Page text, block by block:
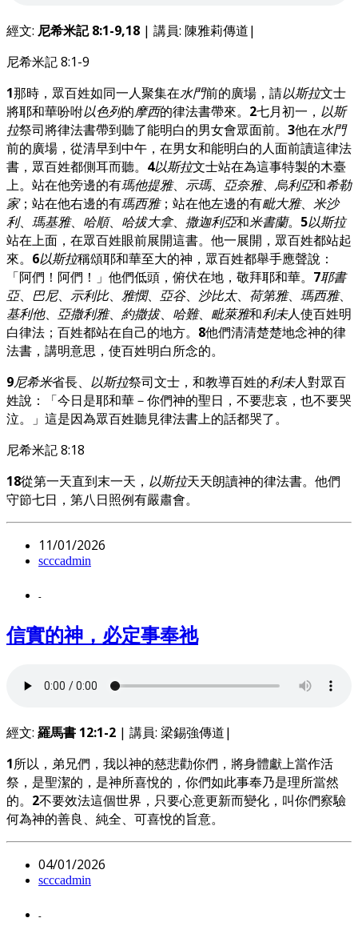
經文: 尼希米記 8:1-9,18 | 講員: 陳雅莉傳道|
尼希米記 8:1-9
1那時，眾百姓如同一人聚集在水門前的廣場，請以斯拉文士
將耶和華吩咐以色列的摩西的律法書帶來。 2七月初一， 以斯
拉祭司將律法書帶到聽了能明白的男女會眾面前。 3他在水門
前的廣場，從清早到中午，在男女和能明白的人面前讀這律法
書，眾百姓都側耳而聽。 4以斯拉文士站在為這事特製的木臺
上。站在他旁邊的有瑪他提雅、 示瑪、 亞奈雅、烏利亞和希勒
家；站在他右邊的有瑪西雅；站在他左邊的有毗大雅、 米沙
利、 瑪基雅、 哈順、 哈拔大拿、 撒迦利亞和米書蘭。 5以斯拉
站在上面，在眾百姓眼前展開這書。他一展開，眾百姓都站起
來。 6以斯拉稱頌耶和華至大的神，眾百姓都舉手應聲說：
「阿們！阿們！」他們低頭，俯伏在地，敬拜耶和華。 7耶書
亞、 巴尼、 示利比、 雅憫、 亞谷、 沙比太、 荷第雅、 瑪西雅、
基利他、 亞撒利雅、 約撒拔、 哈難、 毗萊雅和利未人使百姓明
白律法；百姓都站在自己的地方。 8他們清清楚楚地念神的律
法書，講明意思，使百姓明白所念的。
9尼希米省長、 以斯拉祭司文士，和教導百姓的利未人對眾百
姓說：「今日是耶和華－你們神的聖日，不要悲哀，也不要哭
泣。」這是因為眾百姓聽見律法書上的話都哭了。
尼希米記 8:18
18從第一天直到末一天， 以斯拉天天朗讀神的律法書。他們
守節七日，第八日照例有嚴肅會。
11/01/2026
scccadmin
-
信實的神，必定事奉祂
經文: 羅馬書 12:1-2 | 講員: 梁錫強傳道|
1所以，弟兄們，我以神的慈悲勸你們，將身體獻上當作活
祭，是聖潔的，是神所喜悅的，你們如此事奉乃是理所當然
的。 2不要效法這個世界，只要心意更新而變化，叫你們察驗
何為神的善良、純全、可喜悅的旨意。
04/01/2026
scccadmin
-